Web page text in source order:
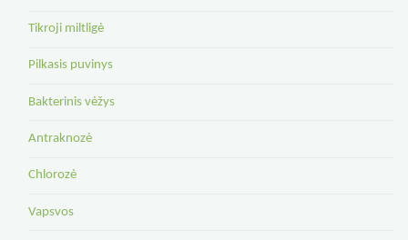
Tikroji miltligė
Pilkasis puvinys
Bakterinis vėžys
Antraknozė
Chlorozė
Vapsvos